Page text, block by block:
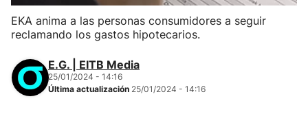
EKA anima a las personas consumidores a seguir
reclamando los gastos hipotecarios.
E.G. | EITB Media
25/01/2024 - 14:16
Última actualización 25/01/2024 - 14:16